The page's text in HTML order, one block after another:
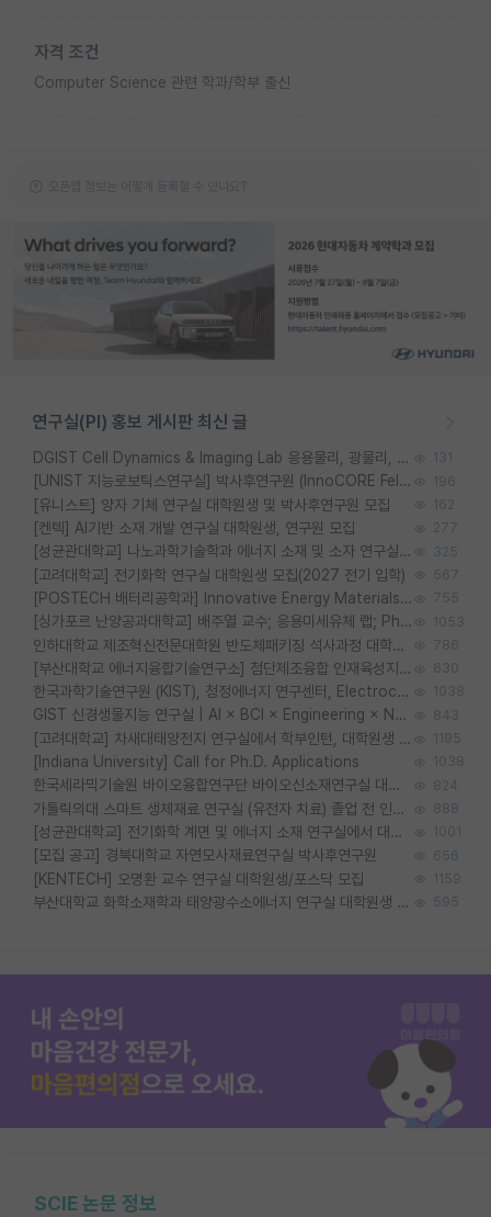
자격 조건
Computer Science 관련 학과/학부 출신
오픈랩 정보는 어떻게 등록할 수 있나요?
연구실(PI) 홍보 게시판 최신 글
DGIST Cell Dynamics & Imaging Lab 응용물리, 광물리, 양자, 생물물리 대학원생 모집 [삼성과제, 전문연TO] 131
[UNIST 지능로보틱스연구실] 박사후연구원 (InnoCORE Fellow) 모집 공고 196
[유니스트] 양자 기체 연구실 대학원생 및 박사후연구원 모집 162
[켄텍] AI기반 소재 개발 연구실 대학원생, 연구원 모집 277
[성균관대학교] 나노과학기술학과 에너지 소재 및 소자 연구실 대학원생 모집 325
[고려대학교] 전기화학 연구실 대학원생 모집(2027 전기 입학) 567
[POSTECH 배터리공학과] Innovative Energy Materials Lab 대학원생 모집 (특성화대학원) 755
[싱가포르 난양공과대학교] 배주열 교수; 응용미세유체 랩; PhD/Postdoc/Visiting 모집 1053
인하대학교 제조혁신전문대학원 반도체패키징 석사과정 대학원생 모집 786
[부산대학교 에너지융합기술연구소] 첨단제조융합 인재육성지원 박사후연구원 채용 (이진홍 교수님 연구실) 630
한국과학기술연구원 (KIST), 청정에너지 연구센터, Electrochemical Materials and Devices (Emd) Lab에서 학생을 모집합니다. (연,고대) 1038
GIST 신경생물지능 연구실 | AI × BCI × Engineering × Neuroscience 이노코어 Post-doc 모집 843
[고려대학교] 차새대태양전지 연구실에서 학부인턴, 대학원생 및 Post.Doc.을 모집합니다. 1195
[Indiana University] Call for Ph.D. Applications 1038
한국세라믹기술원 바이오융합연구단 바이오신소재연구실 대학원생/학부인턴 모집 824
가톨릭의대 스마트 생체재료 연구실 (유전자 치료) 졸업 전 인턴 및 대학원생 모집 888
[성균관대학교] 전기화학 계면 및 에너지 소재 연구실에서 대학원생을 모집합니다. 1001
[모집 공고] 경북대학교 자연모사재료연구실 박사후연구원 656
[KENTECH] 오명환 교수 연구실 대학원생/포스닥 모집 1159
부산대학교 화학소재학과 태양광수소에너지 연구실 대학원생 모집 595
SCIE 논문 정보